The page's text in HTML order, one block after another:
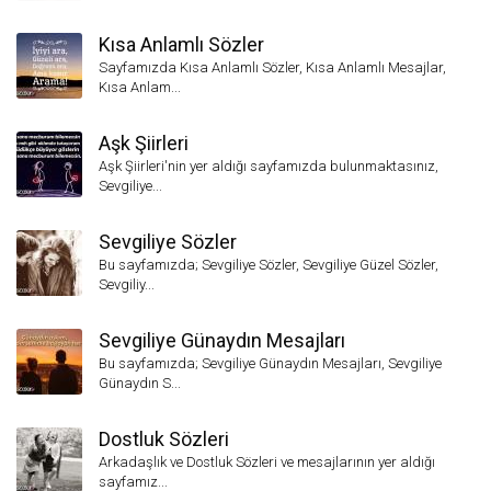
Kısa Anlamlı Sözler
Sayfamızda Kısa Anlamlı Sözler, Kısa Anlamlı Mesajlar,
Kısa Anlam...
Aşk Şiirleri
Aşk Şiirleri'nin yer aldığı sayfamızda bulunmaktasınız,
Sevgiliye...
Sevgiliye Sözler
Bu sayfamızda; Sevgiliye Sözler, Sevgiliye Güzel Sözler,
Sevgiliy...
Sevgiliye Günaydın Mesajları
Bu sayfamızda; Sevgiliye Günaydın Mesajları, Sevgiliye
Günaydın S...
Dostluk Sözleri
Arkadaşlık ve Dostluk Sözleri ve mesajlarının yer aldığı
sayfamız...